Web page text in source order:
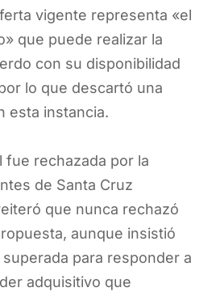
vigente representa «el
que puede realizar la
con su disponibilidad
lo que descartó una
esta instancia.
fue rechazada por la
de Santa Cruz
que nunca rechazó
aunque insistió
para responder a
adquisitivo que